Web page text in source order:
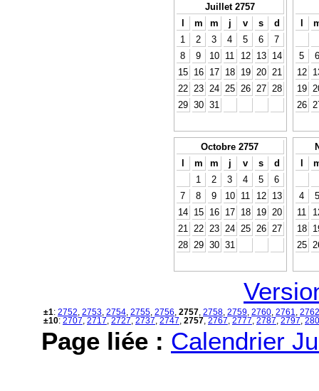
Juillet 2757
l
m m j v s
d
1
2 3 4 5 6
7
8
9 10 11 12 13
14
15
16 17 18 19 20
21
22
23 24 25 26 27
28
29 30 31
l
5
6
12
19
26
Octobre 2757
l
m m j v s
d
1
2 3 4 5
6
7
8 9 10 11 12
13
14
15 16 17 18 19
20
21
22 23 24 25 26
27
28
29 30 31
l
4
5
11
18
25
±1: 2752 2753 2754 2755 2756 2757 2758 2759 2760 2761
2762
±10: 2707 2717 2727 2737 2747 2757 2767 2777 2787 2797
Page liée : Calendrier